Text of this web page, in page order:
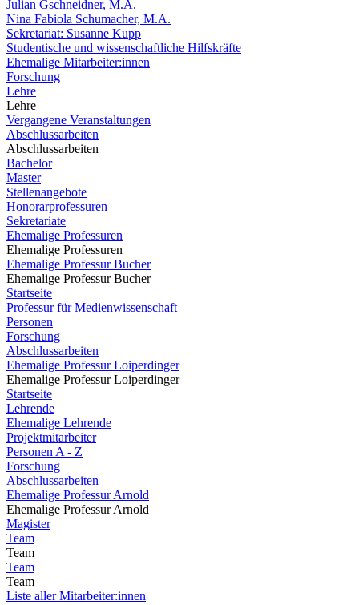
Julian Gschneidner, M.A.
Nina Fabiola Schumacher, M.A.
Sekretariat: Susanne Kupp
Studentische und wissenschaftliche Hilfskräfte
Ehemalige Mitarbeiter:innen
Forschung
Lehre
Lehre
Vergangene Veranstaltungen
Abschlussarbeiten
Abschlussarbeiten
Bachelor
Master
Stellenangebote
Honorarprofessuren
Sekretariate
Ehemalige Professuren
Ehemalige Professuren
Ehemalige Professur Bucher
Ehemalige Professur Bucher
Startseite
Professur für Medienwissenschaft
Personen
Forschung
Abschlussarbeiten
Ehemalige Professur Loiperdinger
Ehemalige Professur Loiperdinger
Startseite
Lehrende
Ehemalige Lehrende
Projektmitarbeiter
Personen A - Z
Forschung
Abschlussarbeiten
Ehemalige Professur Arnold
Ehemalige Professur Arnold
Magister
Team
Team
Team
Team
Liste aller Mitarbeiter:innen